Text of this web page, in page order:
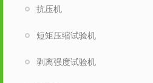
抗压机
短矩压缩试验机
剥离强度试验机